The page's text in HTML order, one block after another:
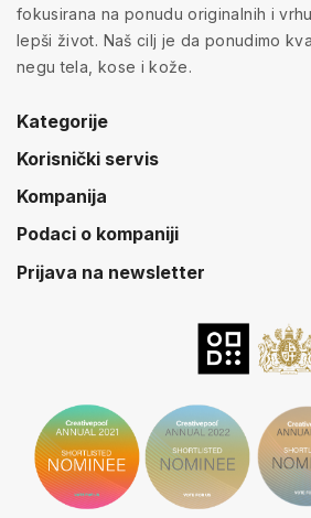
fokusirana na ponudu originalnih i
lepši život. Naš cilj je da ponudimo
negu tela, kose i kože.
Kategorije
Korisnički servis
Kompanija
Podaci o kompaniji
Prijava na newsletter